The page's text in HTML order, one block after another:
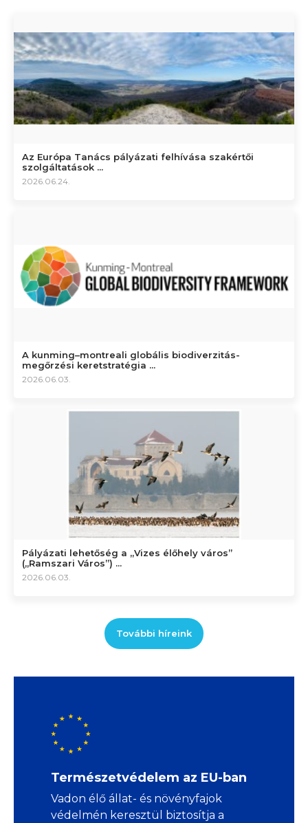
Az Európa Tanács pályázati felhívása szakértői
szolgáltatások ...
2026.06.24.
A kunming–montreali globális biodiverzitás-
megőrzési keretstratégia ...
2026.06.03.
Pályázati lehetőség a „Vizes élőhely város”
(„Ramszari Város”) ...
2026.06.03.
További híreink
Természetvédelem az EU-ban
Vadon élő állat- és növényfajok
védelmén keresztül biztosítja a